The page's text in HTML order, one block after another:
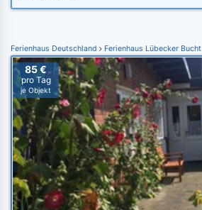
Ferienhaus Deutschland Ferienhaus Lübecker Bucht
85 €
pro Tag
je Objekt